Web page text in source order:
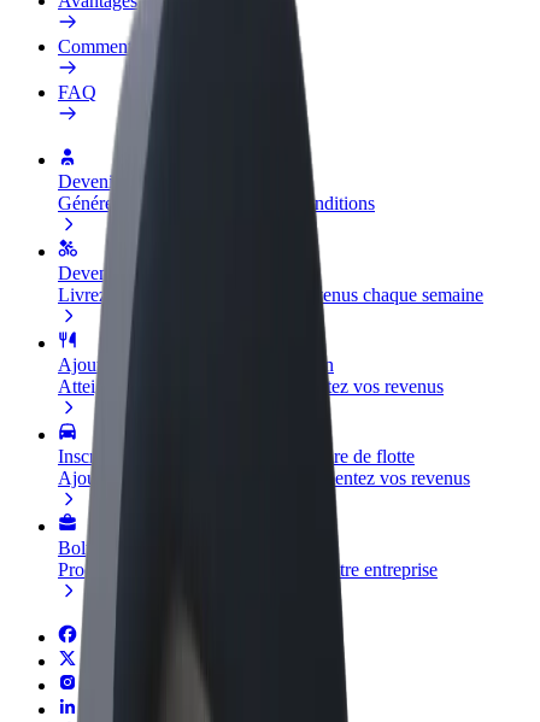
Comment s'inscrire
FAQ
Devenir partenaire chauffeur
Générez des revenus selon vos conditions
Devenir livreur
Livrez des repas et générez des revenus chaque semaine
Ajouter un restaurant ou un magasin
Atteignez plus de clients et augmentez vos revenus
Inscrivez-vous en tant que propriétaire de flotte
Ajoutez votre flotte sur Bolt et augmentez vos revenus
Bolt for Business
Produits et services Bolt adaptés à votre entreprise